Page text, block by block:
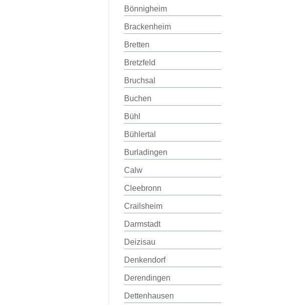
Bönnigheim
Brackenheim
Bretten
Bretzfeld
Bruchsal
Buchen
Bühl
Bühlertal
Burladingen
Calw
Cleebronn
Crailsheim
Darmstadt
Deizisau
Denkendorf
Derendingen
Dettenhausen